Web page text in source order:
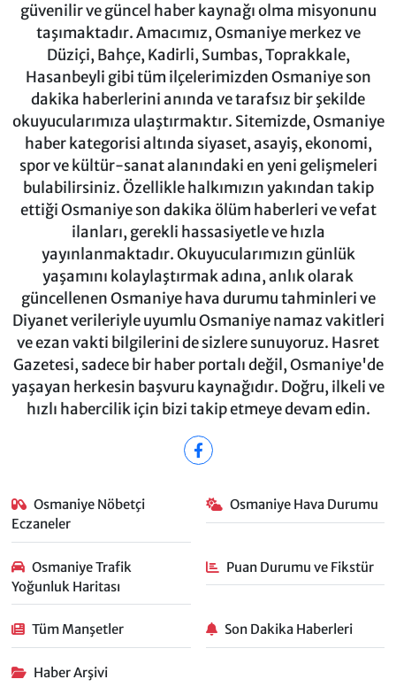
güvenilir ve güncel haber kaynağı olma misyonunu
taşımaktadır. Amacımız, Osmaniye merkez ve
Düziçi, Bahçe, Kadirli, Sumbas, Toprakkale,
Hasanbeyli gibi tüm ilçelerimizden Osmaniye son
dakika haberlerini anında ve tarafsız bir şekilde
okuyucularımıza ulaştırmaktır. Sitemizde, Osmaniye
haber kategorisi altında siyaset, asayiş, ekonomi,
spor ve kültür-sanat alanındaki en yeni gelişmeleri
bulabilirsiniz. Özellikle halkımızın yakından takip
ettiği Osmaniye son dakika ölüm haberleri ve vefat
ilanları, gerekli hassasiyetle ve hızla
yayınlanmaktadır. Okuyucularımızın günlük
yaşamını kolaylaştırmak adına, anlık olarak
güncellenen Osmaniye hava durumu tahminleri ve
Diyanet verileriyle uyumlu Osmaniye namaz vakitleri
ve ezan vakti bilgilerini de sizlere sunuyoruz. Hasret
Gazetesi, sadece bir haber portalı değil, Osmaniye'de
yaşayan herkesin başvuru kaynağıdır. Doğru, ilkeli ve
hızlı habercilik için bizi takip etmeye devam edin.
Osmaniye Nöbetçi
Eczaneler
Osmaniye Hava Durumu
Osmaniye Trafik
Yoğunluk Haritası
Puan Durumu ve Fikstür
Tüm Manşetler Son Dakika Haberleri
Haber Arşivi